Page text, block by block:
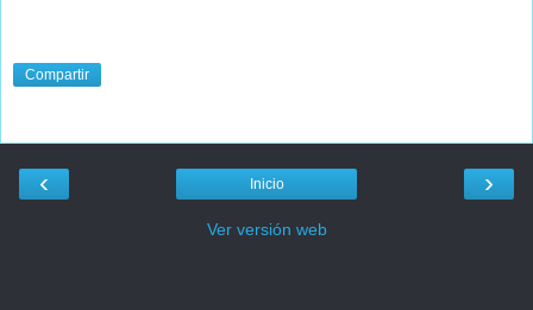
Compartir
‹ ›
Inicio
Ver versión web